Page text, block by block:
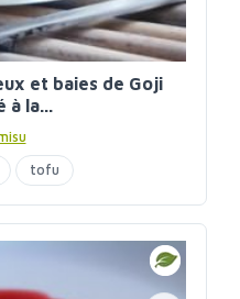
et baies de Goji
à la...
tofu